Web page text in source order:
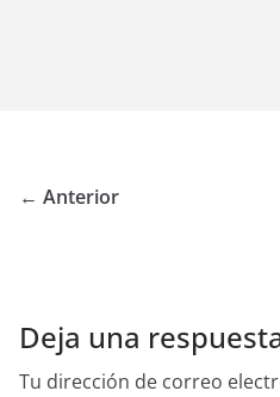
← Anterior
Deja una
Tu dirección de correo